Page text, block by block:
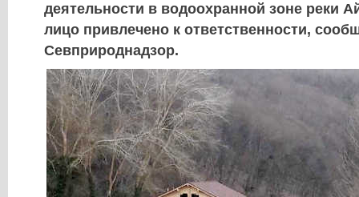
деятельности в водоохранной зоне реки
лицо привлечено к ответственности,
Севприроднадзор.